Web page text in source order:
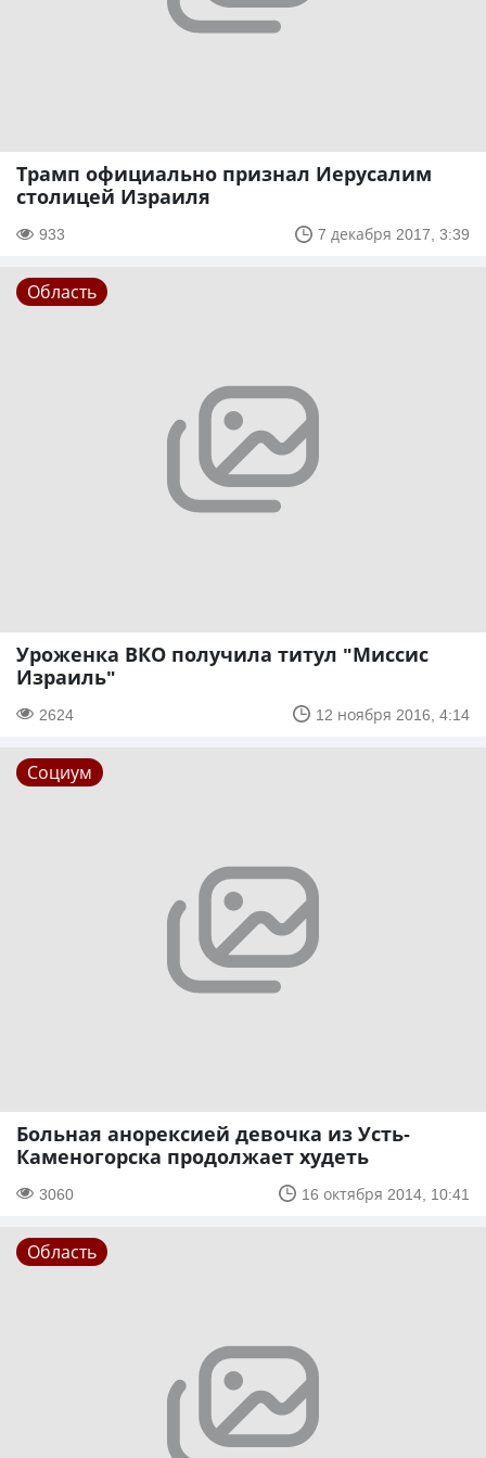
Трамп официально признал Иерусалим
столицей Израиля
933 7 декабря 2017, 3:39
Область
Уроженка ВКО получила титул "Миссис
Израиль"
2624 12 ноября 2016, 4:14
Социум
Больная анорексией девочка из Усть-
Каменогорска продолжает худеть
3060 16 октября 2014, 10:41
Область